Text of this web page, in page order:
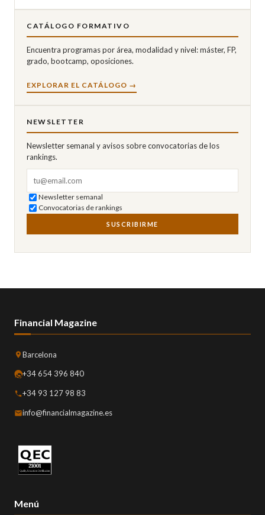
CATÁLOGO FORMATIVO
Encuentra programas por área, modalidad y nivel: máster, FP,
grado, bootcamp, oposiciones.
EXPLORAR EL CATÁLOGO →
NEWSLETTER
Newsletter semanal y avisos sobre convocatorias de los
rankings.
Newsletter semanal
Convocatorias de rankings
SUSCRIBIRME
Financial Magazine
Barcelona
+34 654 396 840
+34 93 127 98 83
info@financialmagazine.es
Menú